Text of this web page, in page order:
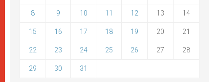
8 9 10 11 12 13 14
15 16 17 18 19 20 21
22 23 24 25 26 27 28
29 30 31